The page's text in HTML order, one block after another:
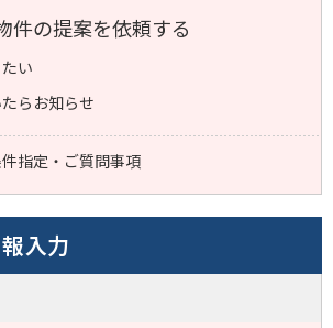
件の提案を依頼する
い
らお知らせ
指定・ご質問事項
入力